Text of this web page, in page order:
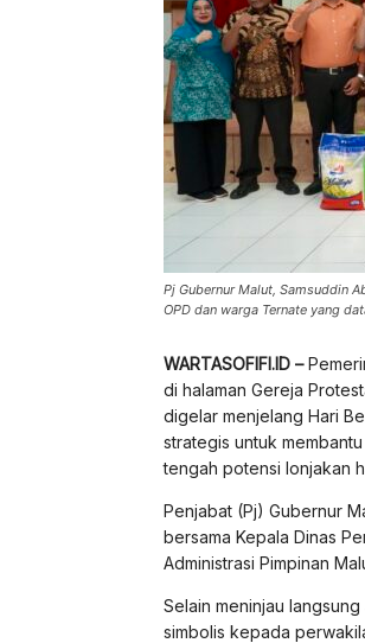
Pj Gubernur Malut, Samsuddin
OPD dan warga Ternate yang
WARTASOFIFI.ID –
di halaman Gereja
digelar menjelang Hari
strategis untuk
tengah potensi lonjakan
Penjabat (Pj) Gubernur
bersama Kepala Dinas
Administrasi Pimpinan
Selain meninjau
simbolis kepada